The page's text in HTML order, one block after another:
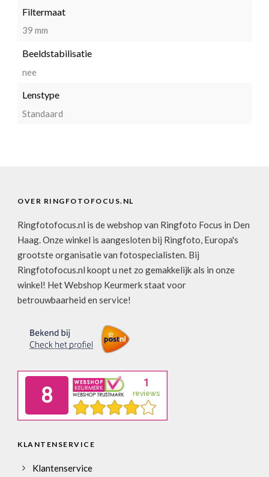
Filtermaat
39 mm
Beeldstabilisatie
nee
Lenstype
Standaard
OVER RINGFOTOFOCUS.NL
Ringfotofocus.nl is de webshop van Ringfoto Focus in Den
Haag. Onze winkel is aangesloten bij Ringfoto, Europa's
grootste organisatie van fotospecialisten. Bij
Ringfotofocus.nl koopt u net zo gemakkelijk als in onze
winkel! Het Webshop Keurmerk staat voor
betrouwbaarheid en service!
KLANTENSERVICE
Klantenservice